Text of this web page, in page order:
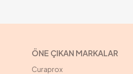
ÖNE ÇIKAN MARKALAR
Curaprox